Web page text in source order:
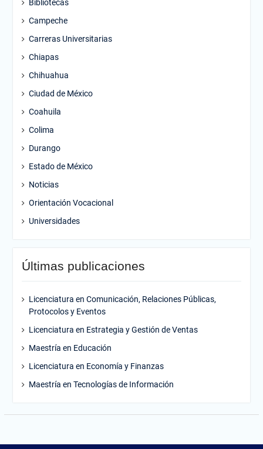
Bibliotecas
Campeche
Carreras Universitarias
Chiapas
Chihuahua
Ciudad de México
Coahuila
Colima
Durango
Estado de México
Noticias
Orientación Vocacional
Universidades
Últimas publicaciones
Licenciatura en Comunicación, Relaciones Públicas,
Protocolos y Eventos
Licenciatura en Estrategia y Gestión de Ventas
Maestría en Educación
Licenciatura en Economía y Finanzas
Maestría en Tecnologías de Información